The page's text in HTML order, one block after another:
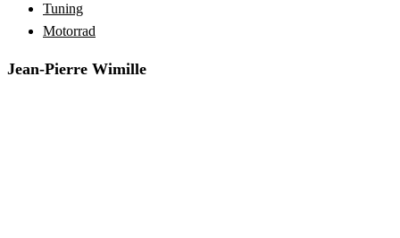
Tuning
Motorrad
Jean-Pierre Wimille